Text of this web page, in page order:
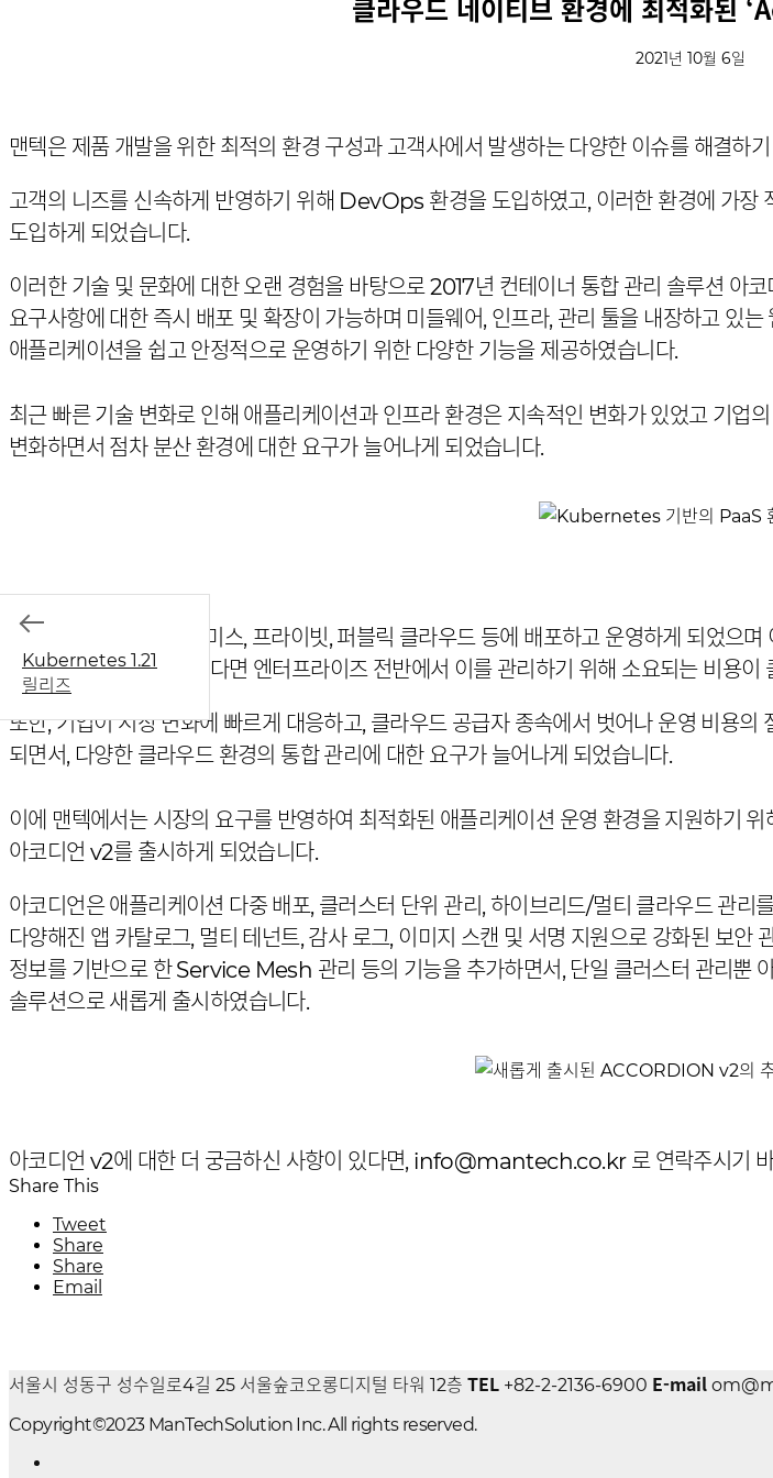
클라우드 네이티브 환경에 최적화된
2021년 10월 6일
맨텍은 제품 개발을 위한 최적의 환경 구성과 고객사에서 발생하는 다양한 이슈를 해결하
고객의 니즈를 신속하게 반영하기 위해 DevOps 환경을 도입하였고, 이러한 환경에 가장
도입하게 되었습니다.
이러한 기술 및 문화에 대한 오랜 경험을 바탕으로 2017년 컨테이너 통합 관리 솔루션 아
요구사항에 대한 즉시 배포 및 확장이 가능하며 미들웨어, 인프라, 관리 툴을 내장하고 있
애플리케이션을 쉽고 안정적으로 운영하기 위한 다양한 기능을 제공하였습니다.
최근 빠른 기술 변화로 인해 애플리케이션과 인프라 환경은 지속적인 변화가 있었고 기업
변화하면서 점차 분산 환경에 대한 요구가 늘어나게 되었습니다.
애플리케이션을 온프레미스, 프라이빗, 퍼블릭 클라우드 등에 배포하고 운영하게 되었으
클러스터 관리만 가능하다면 엔터프라이즈 전반에서 이를 관리하기 위해 소요되는 비용
또한, 기업이 시장 변화에 빠르게 대응하고, 클라우드 공급자 종속에서 벗어나 운영 비용의
되면서, 다양한 클라우드 환경의 통합 관리에 대한 요구가 늘어나게 되었습니다.
이에 맨텍에서는 시장의 요구를 반영하여 최적화된 애플리케이션 운영 환경을 지원하기
아코디언 v2를 출시하게 되었습니다.
아코디언은 애플리케이션 다중 배포, 클러스터 단위 관리, 하이브리드/멀티 클라우드 관
다양해진 앱 카탈로그, 멀티 테넌트, 감사 로그, 이미지 스캔 및 서명 지원으로 강화된 보안
정보를 기반으로 한 Service Mesh 관리 등의 기능을 추가하면서, 단일 클러스터 관리뿐
솔루션으로 새롭게 출시하였습니다.
아코디언 v2에 대한 더 궁금하신 사항이 있다면, info@mantech.co.kr 로 연락주시기
Share This
Tweet
Share
Share
Email
Kubernetes 1.21
릴리즈
서울시 성동구 성수일로4길 25 서울숲코오롱디지털 타워 12층 TEL +82-2-2136-6900 E-mail
Copyright©2023 ManTechSolution Inc. All rights reserved.